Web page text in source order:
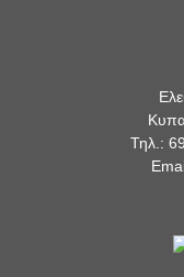
Τηλ.: